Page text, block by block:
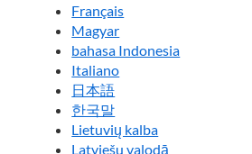
Français
Magyar
bahasa Indonesia
Italiano
日本語
한국말
Lietuvių kalba
Latviešu valodā